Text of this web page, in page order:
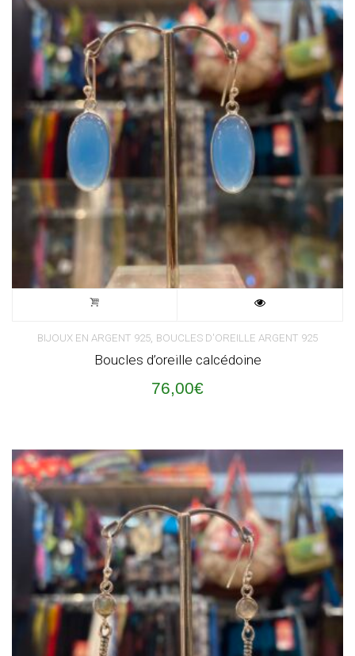
BIJOUX EN ARGENT 925, BOUCLES D'OREILLE ARGENT 925
Boucles d’oreille calcédoine
76,00€